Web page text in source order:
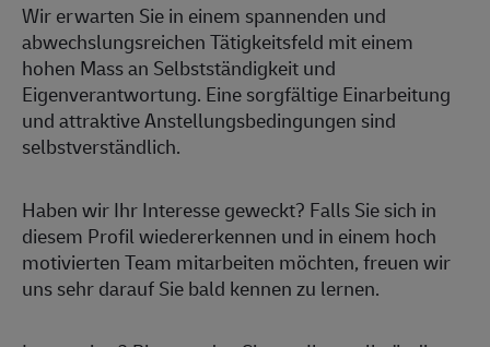
Wir erwarten Sie in einem spannenden und
abwechslungsreichen Tätigkeitsfeld mit einem
hohen Mass an Selbstständigkeit und
Eigenverantwortung. Eine sorgfältige Einarbeitung
und attraktive Anstellungsbedingungen sind
selbstverständlich.
Haben wir Ihr Interesse geweckt? Falls Sie sich in
diesem Profil wiedererkennen und in einem hoch
motivierten Team mitarbeiten möchten, freuen wir
uns sehr darauf Sie bald kennen zu lernen.